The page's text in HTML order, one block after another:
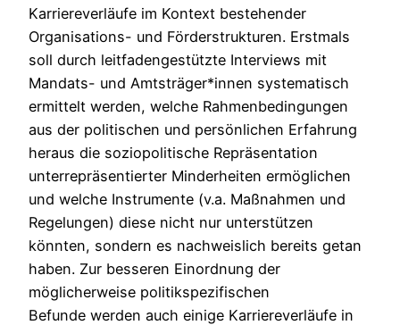
Karriereverläufe im Kontext bestehender
Organisations- und Förderstrukturen. Erstmals
soll durch leitfadengestützte Interviews mit
Mandats- und Amtsträger*innen systematisch
ermittelt werden, welche Rahmenbedingungen
aus der politischen und persönlichen Erfahrung
heraus die soziopolitische Repräsentation
unterrepräsentierter Minderheiten ermöglichen
und welche Instrumente (v.a. Maßnahmen und
Regelungen) diese nicht nur unterstützen
könnten, sondern es nachweislich bereits getan
haben. Zur besseren Einordnung der
möglicherweise politikspezifischen
Befunde werden auch einige Karriereverläufe in